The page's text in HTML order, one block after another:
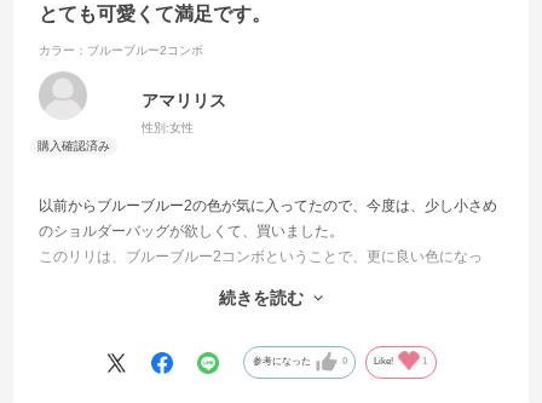
とても可愛くて満足です。
カラー：ブルーブルー2コンボ
アマリリス
性別:女性
以前からブルーブルー2の色が気に入ってたので、今度は、少し小さめ
のショルダーバッグが欲しくて、買いました。
このリリは、ブルーブルー2コンボということで、更に良い色になっ
も使いやすい収納です。付属のぬいぐるみの色もとても良くて可愛い
続きを読む
参考になった 0 Like! 1